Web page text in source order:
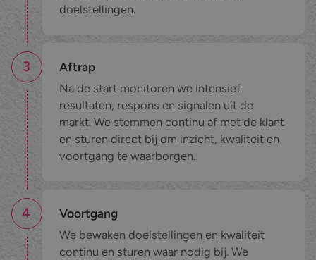
doelstellingen.
3
Aftrap
Na de start monitoren we intensief
resultaten, respons en signalen uit de
markt. We stemmen continu af met de klant
en sturen direct bij om inzicht, kwaliteit en
voortgang te waarborgen.
4
Voortgang
We bewaken doelstellingen en kwaliteit
continu en sturen waar nodig bij. We